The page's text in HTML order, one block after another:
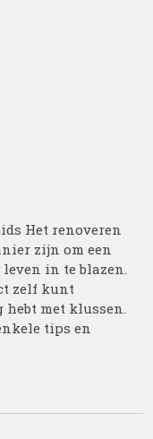
Het renoveren
zijn om een
in te blazen.
zelf kunt
hebt met klussen.
tips en